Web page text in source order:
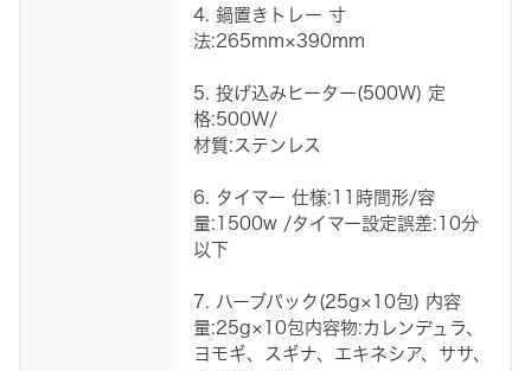
4. 鍋置きトレー 寸
法:265mm×390mm
5. 投げ込みヒーター(500W) 定
格:500W/
材質:ステンレス
6. タイマー 仕様:11時間形/容
量:1500w /タイマー設定誤差:10分
以下
7. ハーブパック(25g×10包) 内容
量:25g×10包内容物:カレンデュラ、
ヨモギ、スギナ、エキネシア、ササ、